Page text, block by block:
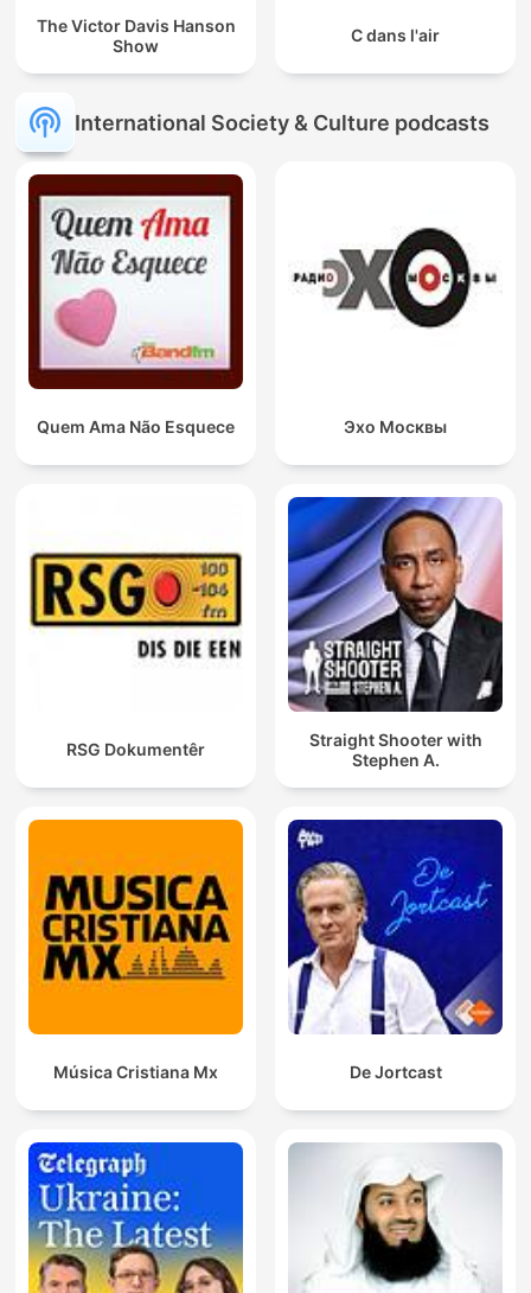
The Victor Davis Hanson
Show
C dans l'air
International Society & Culture podcasts
Quem Ama Não Esquece Эхо Москвы
RSG Dokumentêr
Straight Shooter with
Stephen A.
Música Cristiana Mx De Jortcast